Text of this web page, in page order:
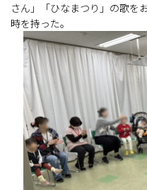
さん」「ひなまつり」の歌を
時を持った。